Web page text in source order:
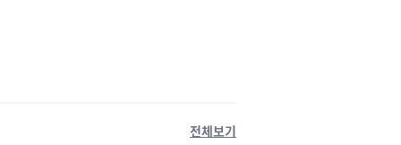
전체보기